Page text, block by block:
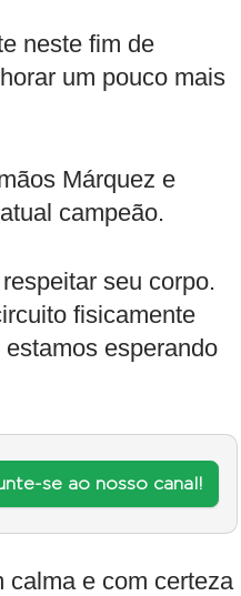
neste fim de
um pouco mais
Márquez e
campeão.
seu corpo.
fisicamente
esperando
se ao nosso canal!
calma e com certeza